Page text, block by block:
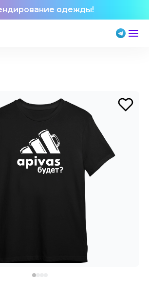
одежды!